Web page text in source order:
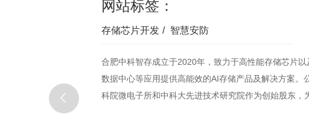
网站标签：
存储芯片开发 / 智慧安防
合肥中科智存成立于2020年，致力于高性能存储芯片
数据中心等应用提供高能效的AI存储产品及解决方案
科院微电子所和中科大先进技术研究院作为创始股东，